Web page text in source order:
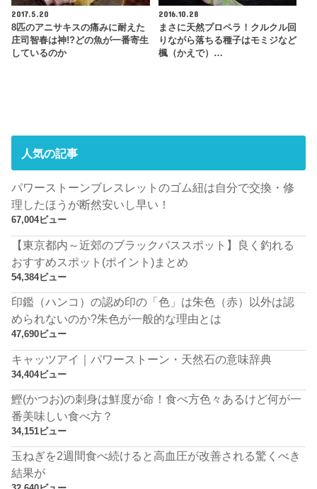
2017.5.20
8匹のアニサキスの痛みに耐えた
庄司智春は神!?どの魚が一番寄生
しているのか
2016.10.28
まさに天然プロペラ！クルクル回
りながら落ちる種子はモミジなど
楓（かえで）…
人気の記事
パワーストーンブレスレットのゴム紐は自分で交換・修
理したほうが断然安いし早い！
67,004ビュー
【東京都内～近郊のブラックバススポット】良く釣れる
おすすめスポット(ポイント)まとめ
54,384ビュー
印鑑（ハンコ）の認め印の「色」は朱色（赤）以外は認
められないのか?朱色が一般的な理由とは
47,690ビュー
キャッツアイ｜パワーストーン・天然石の意味辞典
34,404ビュー
鰹(かつお)の刺身は鮮度が命！食べ方色々あるけど何が一
番美味しい食べ方？
34,151ビュー
玉ねぎを2週間食べ続けると高血圧が改善される驚くべき
結果が